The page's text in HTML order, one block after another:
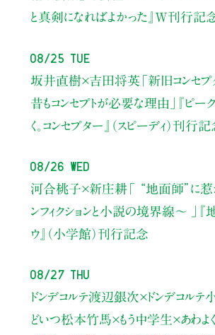
と真剣になればよかった』W刊行記
08/25 Tue
坂井直樹×吉田将英「新旧コンセ
昔もコンセプトが必要な理由」
『ピー
く。コンセプター』（スピーディ）刊行
08/26 Wed
河合桃子×新庄耕「 “地面師”に惹
ンフィクションと小説の境界線〜 」
『
ウ』（小学館）刊行記念
08/27 Thu
ドンデコルテ渡辺銀次×ドンデコル
どいつ松本竹馬×もう中学生×あわよ